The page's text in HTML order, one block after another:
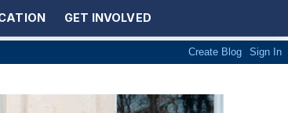
GET INVOLVED